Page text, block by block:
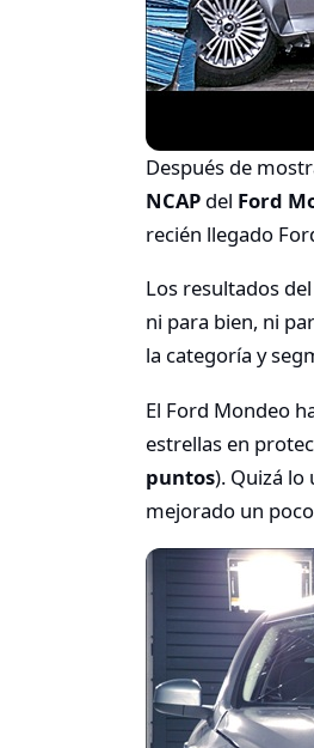
Después de
NCAP del Ford
recién llegado
Los resultados
ni para bien, ni
la categoría y
El Ford Mondeo
estrellas en
puntos). Quizá
mejorado un